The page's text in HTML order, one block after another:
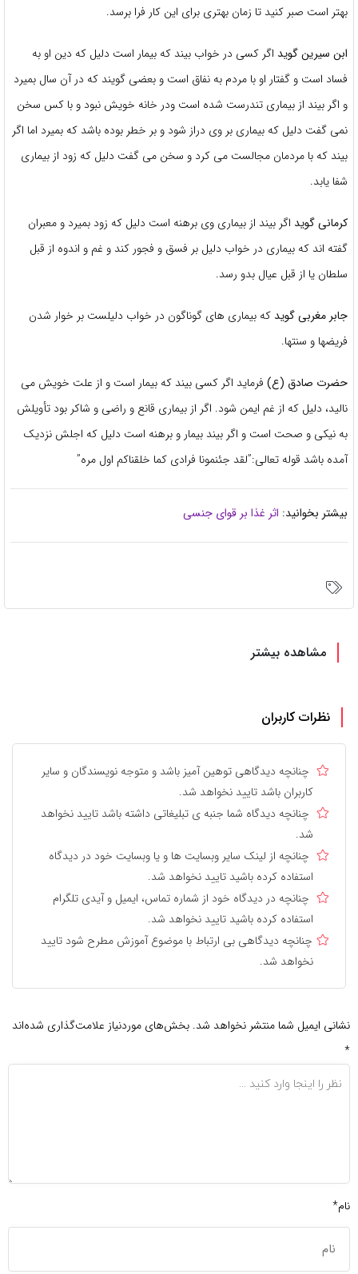
بهتر است صبر کنید تا زمان بهتری برای این کار فرا برسد.
ابن سیرین گوید اگر کسی در خواب بیند که بیمار است دلیل که دین او به
فساد است و گفتار او با مردم به نفاق است و بعضی گویند که در آن سال بمیرد
و اگر بیند از بیماری تندرست شده است ودر خانه خویش نبود و با کس سخن
نمی گفت دلیل که بیماری بر وی دراز شود و بر خطر بوده باشد که بمیرد اما اگر
بیند که با مردمان مجالست می کرد و سخن می گفت دلیل که زود از بیماری
شفا یابد.
کرمانی گوید اگر بیند از بیماری وی برهنه است دلیل که زود بمیرد و معبران
گفته اند که بیماری در خواب دلیل بر فسق و فجور کند و غم و اندوه از قبل
سلطان یا از قبل عیال بدو رسد.
جابر مغربی گوید که بیماری های گوناگون در خواب دلیلست بر خوار شدن
فریضها و سنتها.
حضرت صادق (ع) فرماید اگر کسی بیند که بیمار است و از علت خویش می
نالید، دلیل که از غم ایمن شود. اگر از بیماری قانع و راضی و شاکر بود تأویلش
به نیکی و صحت است و اگر بیند بیمار و برهنه است دلیل که اجلش نزدیک
آمده باشد قوله تعالی:”لقد جئنمونا فرادی کما خلقناکم اول مره”
بیشتر بخوانید: اثر غذا بر قوای جنسی
مشاهده بیشتر
نظرات کاربران
چنانچه دیدگاهی توهین آمیز باشد و متوجه نویسندگان و سایر
کاربران باشد تایید نخواهد شد.
چنانچه دیدگاه شما جنبه ی تبلیغاتی داشته باشد تایید نخواهد
شد.
چنانچه از لینک سایر وبسایت ها و یا وبسایت خود در دیدگاه
استفاده کرده باشید تایید نخواهد شد.
چنانچه در دیدگاه خود از شماره تماس، ایمیل و آیدی تلگرام
استفاده کرده باشید تایید نخواهد شد.
چنانچه دیدگاهی بی ارتباط با موضوع آموزش مطرح شود تایید
نخواهد شد.
نشانی ایمیل شما منتشر نخواهد شد. بخش‌های موردنیاز علامت‌گذاری شده‌اند
*
نام*